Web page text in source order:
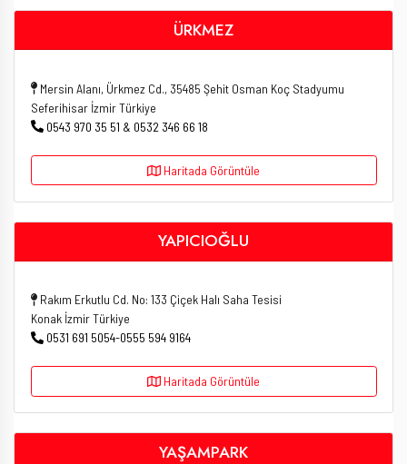
ÜRKMEZ
Mersin Alanı, Ürkmez Cd., 35485 Şehit Osman Koç Stadyumu
Seferihisar İzmir Türkiye
0543 970 35 51 & 0532 346 66 18
Haritada Görüntüle
YAPICIOĞLU
Rakım Erkutlu Cd. No: 133 Çiçek Halı Saha Tesisi
Konak İzmir Türkiye
0531 691 5054-0555 594 9164
Haritada Görüntüle
YAŞAMPARK